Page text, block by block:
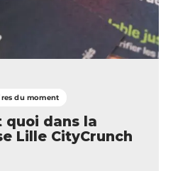
du moment
dans la
Lille CityCrunch